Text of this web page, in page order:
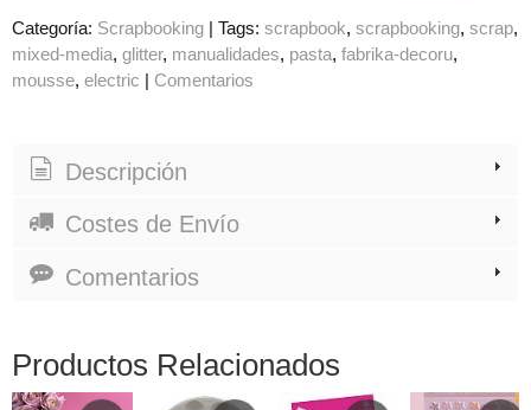
Categoría: Scrapbooking Tags: scrapbook scrapbooking scrap
mixed-media glitter manualidades pasta fabrika-decoru
mousse electric Comentarios
Descripción
Costes de Envío
Comentarios
Productos Relacionados